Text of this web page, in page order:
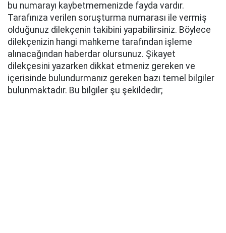
bu numarayı kaybetmemenizde fayda vardır.
Tarafınıza verilen soruşturma numarası ile vermiş
olduğunuz dilekçenin takibini yapabilirsiniz. Böylece
dilekçenizin hangi mahkeme tarafından işleme
alınacağından haberdar olursunuz. Şikayet
dilekçesini yazarken dikkat etmeniz gereken ve
içerisinde bulundurmanız gereken bazı temel bilgiler
bulunmaktadır. Bu bilgiler şu şekildedir;